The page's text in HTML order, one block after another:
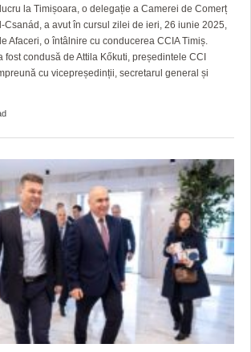
DOMNULUI
TERASĂ
N KIERKEGAARD
FILM
TIMIŞOARA
la Timișoara, o delegație a Camerei de Comerț
Csanád, a avut în cursul zilei de ieri, 26 iunie 2025,
Afaceri, o întâlnire cu conducerea CCIA Timiș.
fost condusă de Attila Kőkuti, președintele CCI
cu vicepreședinții, secretarul general și